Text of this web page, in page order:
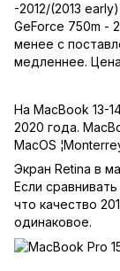
-2012/(2013 early)
GeForce 750m -
менее с
медленнее.
На MacBook 13-
2020 года.
MacOS
Экран Retina в
Если
что качество
одинаковое.